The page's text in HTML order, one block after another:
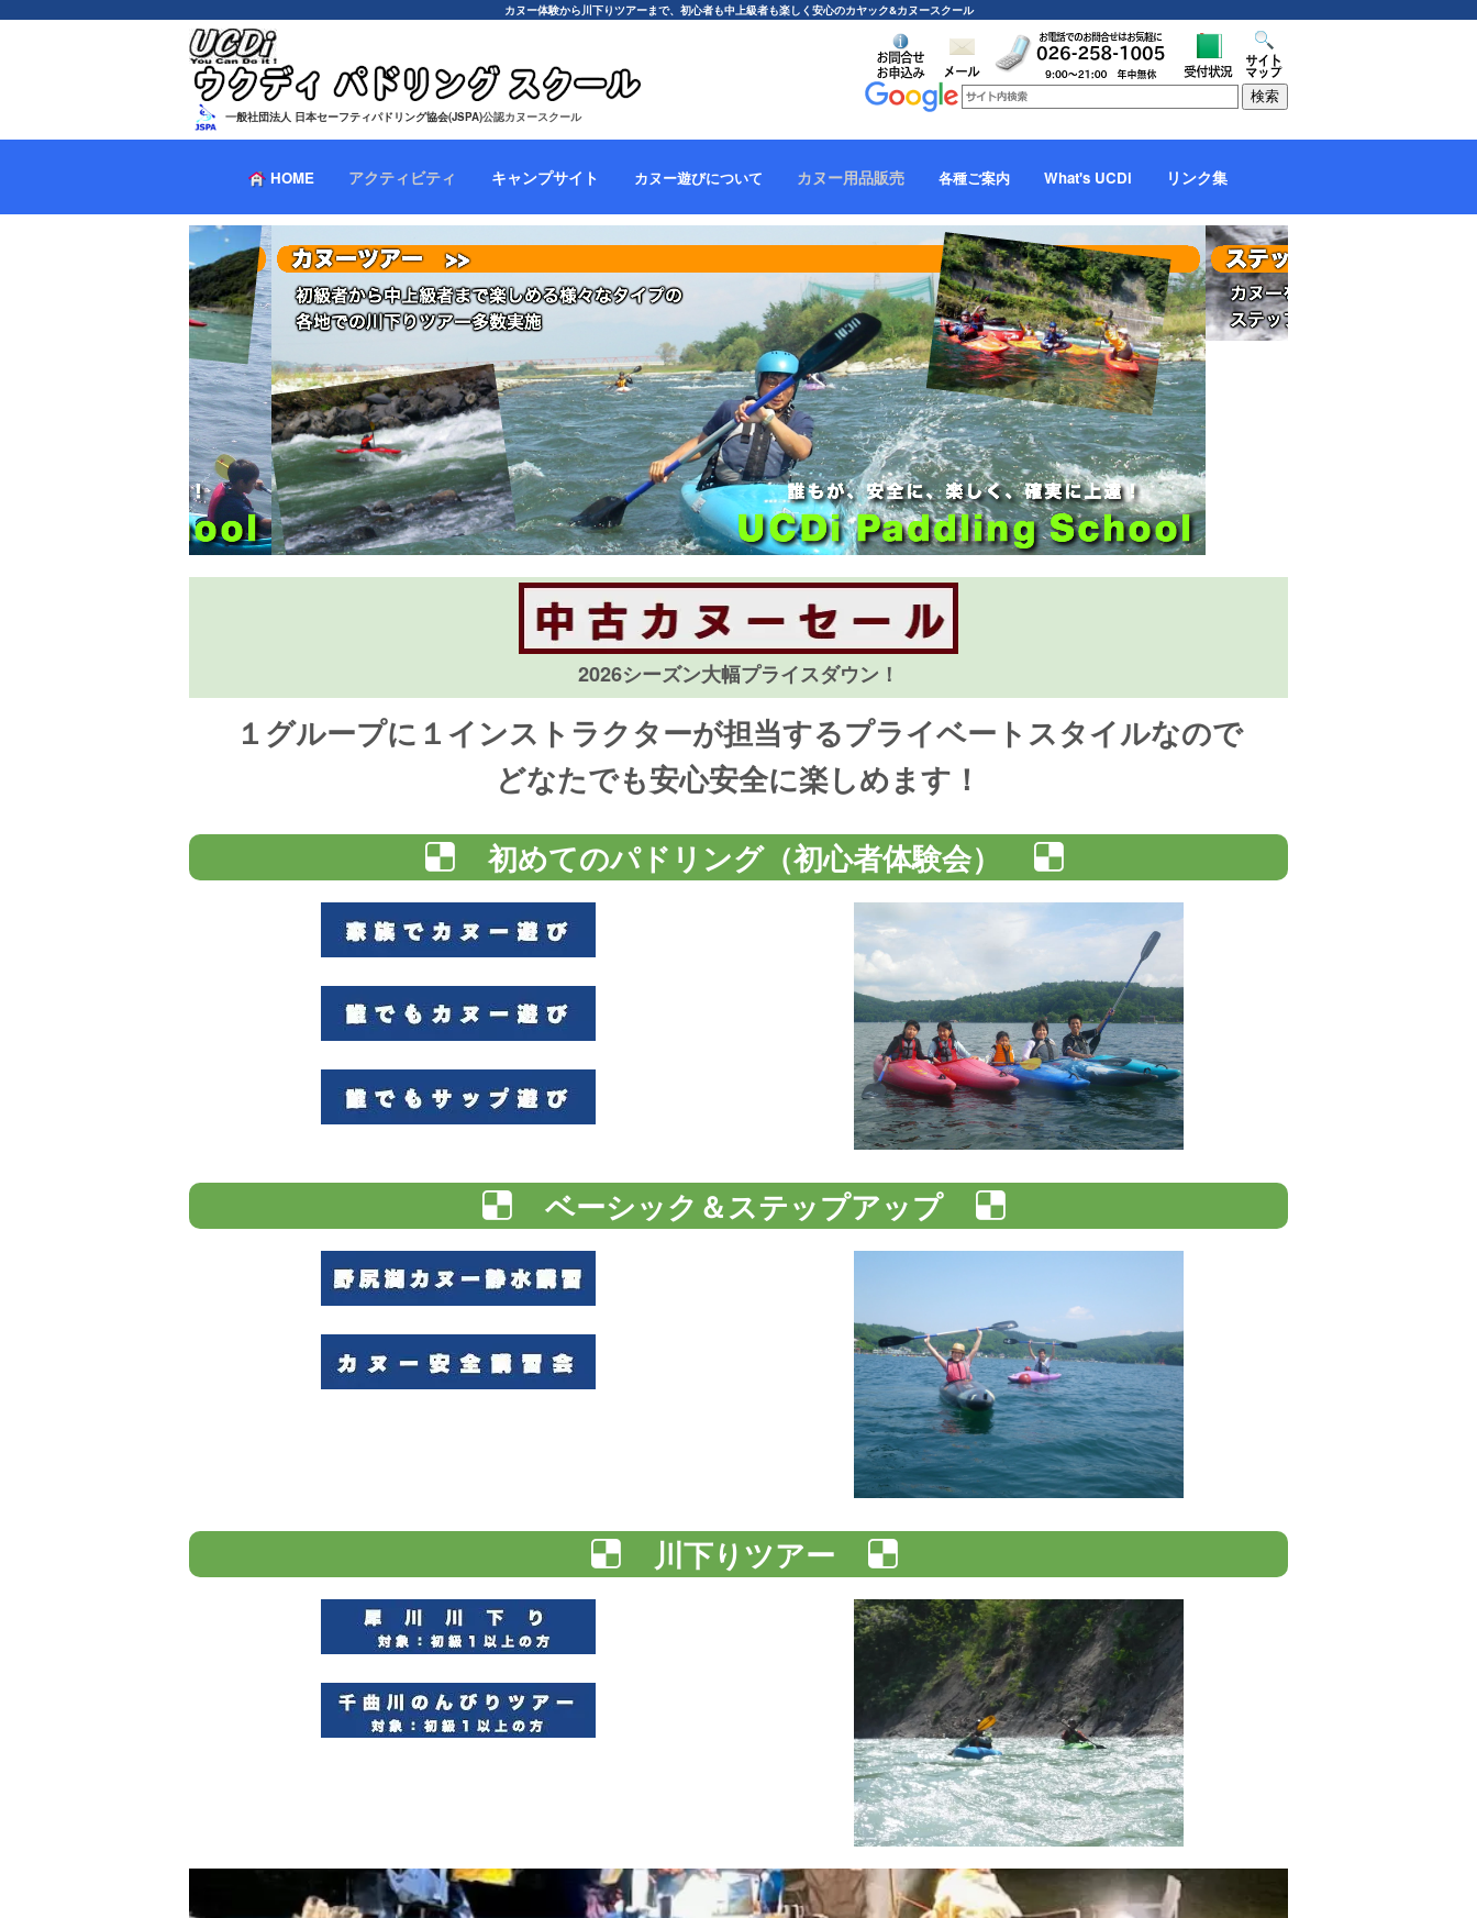
カヌー体験から川下りツアーまで、初心者も中上級者も楽しく安心のカヤック&カヌースクール
一般社団法人 日本セーフティパドリング協会(JSPA)公認カヌースクール
HOME アクティビティ キャンプサイト カヌー遊びについて カヌー用品販売 各種ご案内 What's UCDi リンク集
2026シーズン大幅プライスダウン！
１グループに１インストラクターが担当するプライベートスタイルなので
どなたでも安心安全に楽しめます！
初めてのパドリング（初心者体験会）
ベーシック＆ステップアップ
川下りツアー